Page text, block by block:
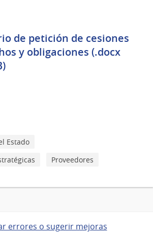
de petición de cesiones
y obligaciones (.docx
Estado
Proveedores
errores o sugerir mejoras